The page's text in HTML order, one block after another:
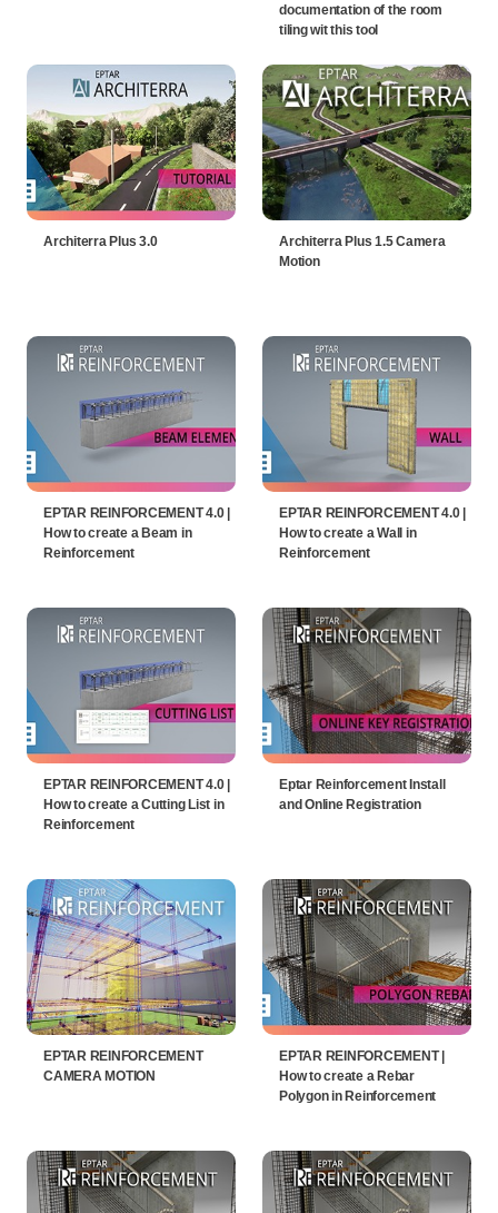
documentation of the room
tiling wit this tool
Architerra Plus 3.0
Architerra Plus 1.5 Camera
Motion
EPTAR REINFORCEMENT 4.0 |
How to create a Beam in
Reinforcement
EPTAR REINFORCEMENT 4.0 |
How to create a Wall in
Reinforcement
EPTAR REINFORCEMENT 4.0 |
How to create a Cutting List in
Reinforcement
Eptar Reinforcement Install
and Online Registration
EPTAR REINFORCEMENT
CAMERA MOTION
EPTAR REINFORCEMENT |
How to create a Rebar
Polygon in Reinforcement